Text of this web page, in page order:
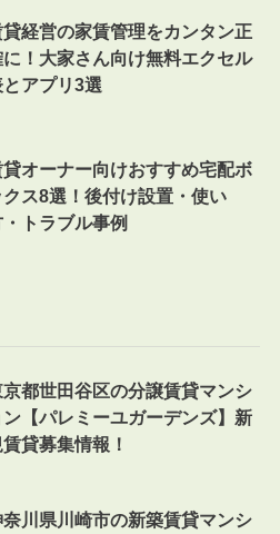
経営の家賃管理をカンタン正
！大家さん向け無料エクセル
アプリ3選
オーナー向けおすすめ宅配ボ
クス8選！後付け設置・使い
トラブル事例
都世田谷区の分譲賃貸マンシ
ン【パレミーユガーデンズ】新
賃貸募集情報！
川県川崎市の新築賃貸マンシ